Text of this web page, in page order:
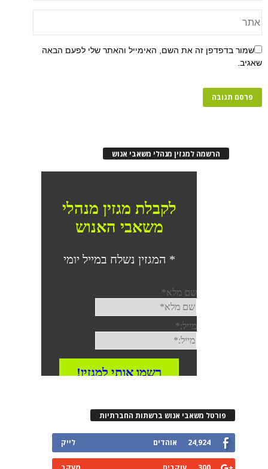
שמור בדפדפן זה את השם, האימייל והאתר שלי לפעם הבאה
שאגיב.
הרשמה למגזין מנהלי משאבי אנוש
פורטל משאבי אנוש ברשתות החברתיות
24,924 אוהדים לייק